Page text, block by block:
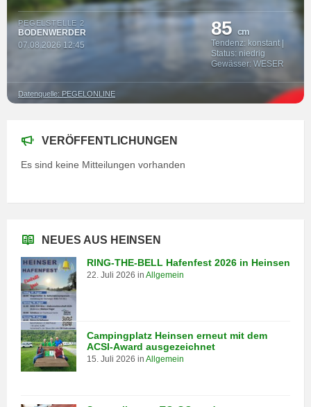
PEGELSTELLE 2
BODENWERDER
07.08.2026 12:45
85cm
Tendenz: konstant |
Status: niedrig
Gewässer: WESER
Datenquelle: PEGELONLINE
VERÖFFENTLICHUNGEN
Es sind keine Mitteilungen vorhanden
NEUES AUS HEINSEN
RING-THE-BELL Hafenfest 2026 in Heinsen
22. Juli 2026 in Allgemein
Campingplatz Heinsen erneut mit dem
ACSI-Award ausgezeichnet
15. Juli 2026 in Allgemein